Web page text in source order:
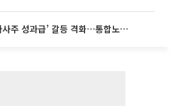
SK하이닉스 ‘자사주 성과급’ 갈등 격화…통합노조 출범 움직임